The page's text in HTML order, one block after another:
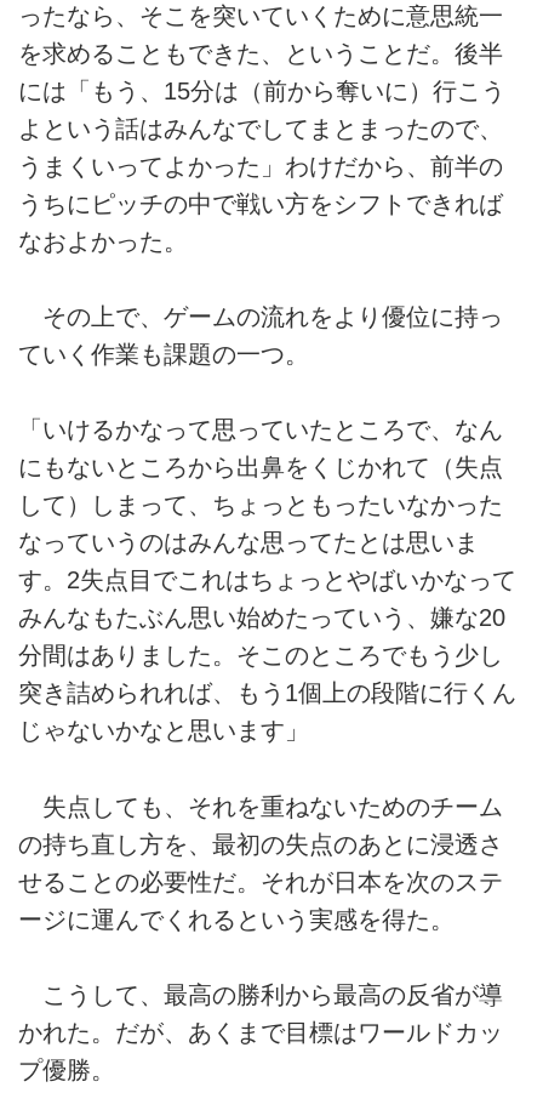
ったなら、そこを突いていくために意思統一
を求めることもできた、ということだ。後半
には「もう、15分は（前から奪いに）行こう
よという話はみんなでしてまとまったので、
うまくいってよかった」わけだから、前半の
うちにピッチの中で戦い方をシフトできれば
なおよかった。
その上で、ゲームの流れをより優位に持っ
ていく作業も課題の一つ。
「いけるかなって思っていたところで、なん
にもないところから出鼻をくじかれて（失点
して）しまって、ちょっともったいなかった
なっていうのはみんな思ってたとは思いま
す。2失点目でこれはちょっとやばいかなって
みんなもたぶん思い始めたっていう、嫌な20
分間はありました。そこのところでもう少し
突き詰められれば、もう1個上の段階に行くん
じゃないかなと思います」
失点しても、それを重ねないためのチーム
の持ち直し方を、最初の失点のあとに浸透さ
せることの必要性だ。それが日本を次のステ
ージに運んでくれるという実感を得た。
こうして、最高の勝利から最高の反省が導
かれた。だが、あくまで目標はワールドカッ
プ優勝。